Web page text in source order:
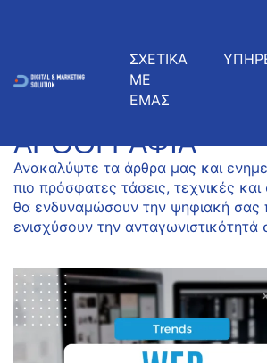
ΣΧΕΤΙΚΑ
ΜΕ
ΕΜΑΣ
ΑΡΘΟΓΡΑΦΊΑ
Ανακαλύψτε τα άρθρα μας και
πιο πρόσφατες τάσεις, τεχνικές
θα ενδυναμώσουν την ψηφιακή σας
ενισχύσουν την